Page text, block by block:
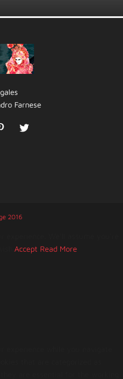
Farnese
2016
Accept Read More